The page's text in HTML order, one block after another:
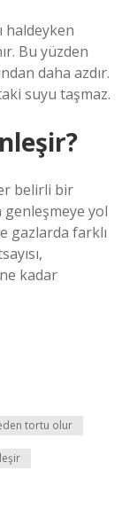
haldeyken
Bu yüzden
daha azdır.
suyu taşmaz.
belirli bir
genleşmeye yol
gazlarda farklı
kadar
tortu olur